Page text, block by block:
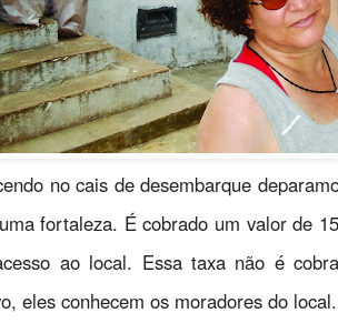
no cais de desembarque
fortaleza. É cobrado um valor de
ao local. Essa taxa não é
eles conhecem os moradores do